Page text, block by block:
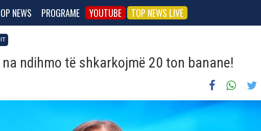
NEWS PROGRAME YOUTUBE TOP NEWS LIVE
ndihmo të shkarkojmë 20 ton banane!